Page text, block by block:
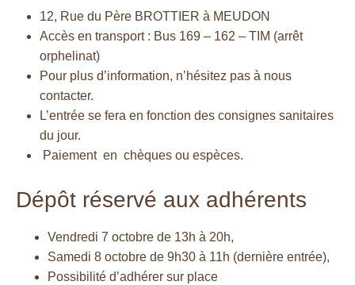
12, Rue du Père BROTTIER à MEUDON
Accès en transport : Bus 169 – 162 – TIM (arrêt
orphelinat)
Pour plus d’information, n’hésitez pas à nous
contacter.
L’entrée se fera en fonction des consignes sanitaires
du jour.
Paiement en chèques ou espèces.
Dépôt réservé aux adhérents
Vendredi 7 octobre de 13h à 20h,
Samedi 8 octobre de 9h30 à 11h (dernière entrée),
Possibilité d’adhérer sur place